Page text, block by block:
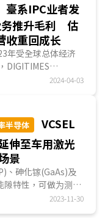
臺系IPC业者发
务推升毛利 估
收重回成长
年受全球总体经济
DIGITIMES
规模达新臺币2,8...
2024-04-03
半导体
VCSEL
伸至车用激光
景
、砷化镓(GaAs)及
隙特性，可做为测距
(Vertical C...2023-11-30